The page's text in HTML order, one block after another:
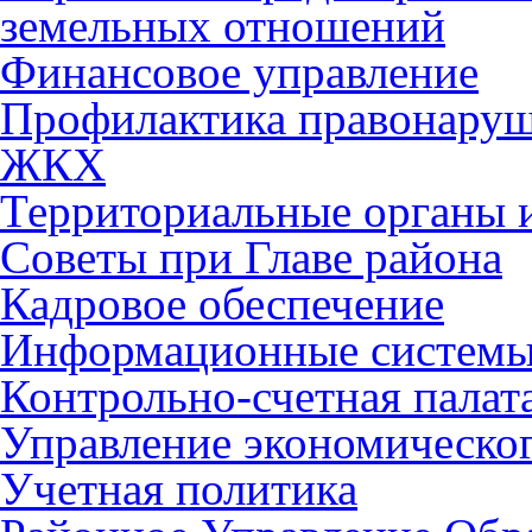
земельных отношений
Финансовое управление
Профилактика
ЖКХ
Территориальные органы
Советы при Главе района
Кадровое обеспечение
Информационные
Контрольно-счетная
Управление
Учетная политика